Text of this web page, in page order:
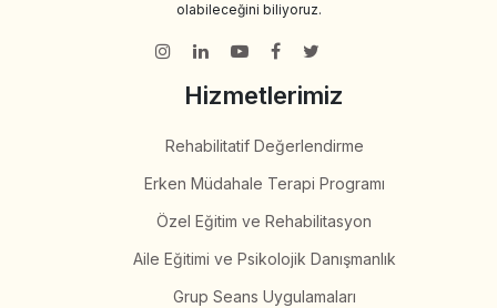
olabileceğini biliyoruz.
Hizmetlerimiz
Rehabilitatif Değerlendirme
Erken Müdahale Terapi Programı
Özel Eğitim ve Rehabilitasyon
Aile Eğitimi ve Psikolojik Danışmanlık
Grup Seans Uygulamaları